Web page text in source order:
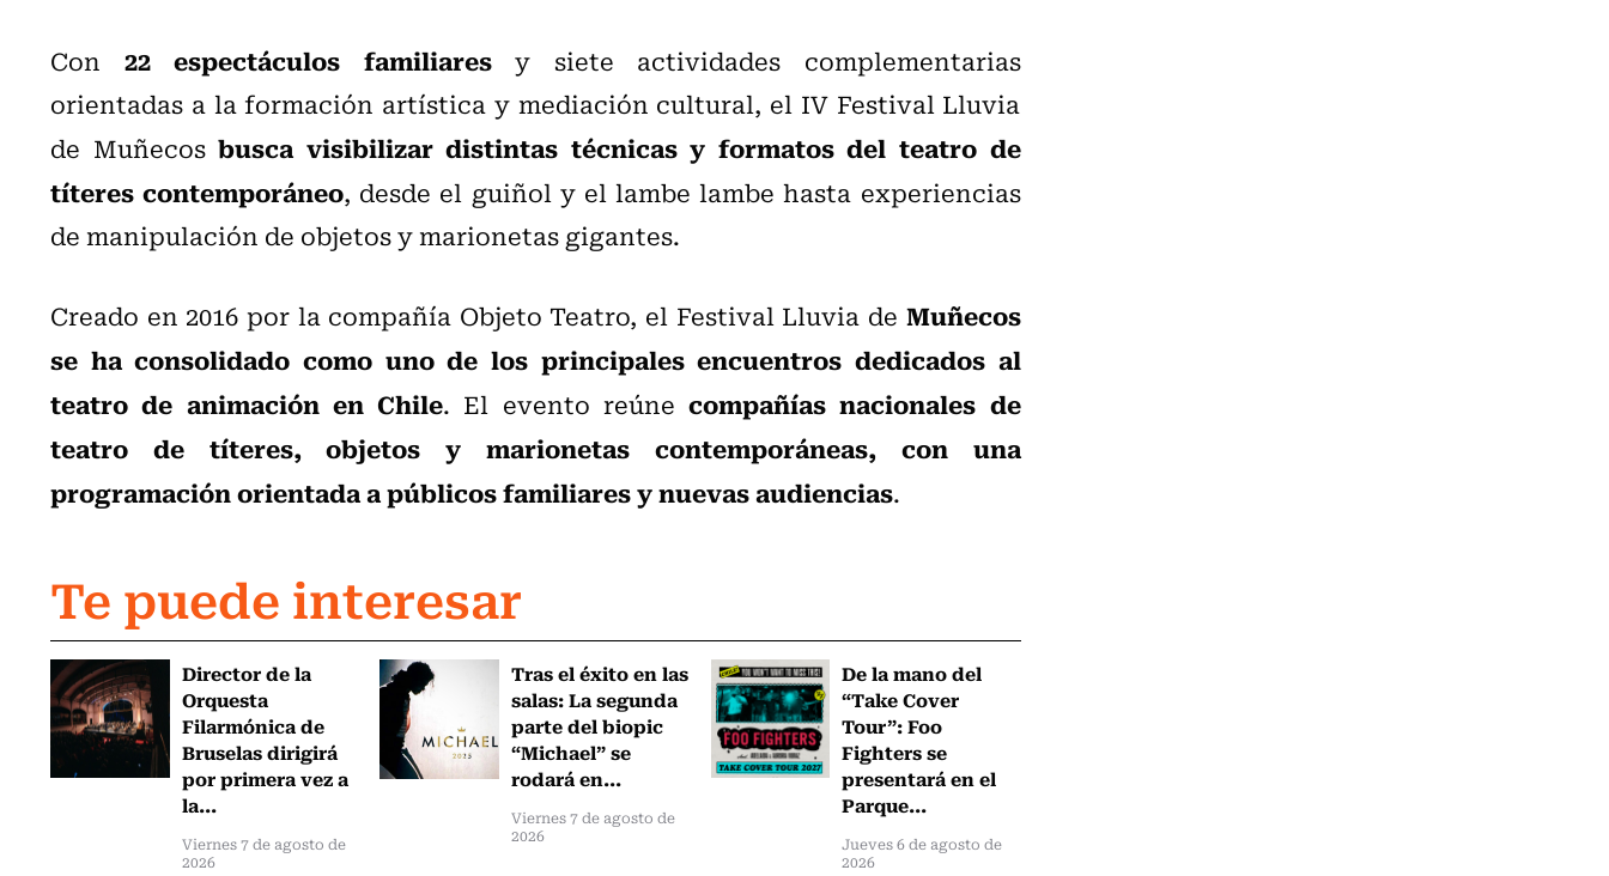
Con 22 espectáculos familiaresy siete actividades complementarias
orientadas a la formación artística y mediación cultural, el IV Festival Lluvia
de Muñecosbusca visibilizar distintas técnicas y formatos del teatro de
títeres contemporáneo, desde el guiñol y el lambe lambe hasta experiencias
de manipulación de objetos y marionetas gigantes.
Creado en 2016 por la compañía Objeto Teatro, el Festival Lluvia de Muñecos
se ha consolidado como uno de los principales encuentros dedicados al
teatro de animación en Chile. El evento reúne compañías nacionales de
teatro de títeres, objetos y marionetas contemporáneas, con una
programación orientada a públicos familiares y nuevas audiencias.
Te puede interesar
Director de la
Orquesta
Filarmónica de
Bruselas dirigirá
por primera vez a
la...
Viernes 7 de agosto de
2026
Tras el éxito en las
salas: La segunda
parte del biopic
“Michael” se
rodará en...
Viernes 7 de agosto de
2026
De la mano del
“Take Cover
Tour”: Foo
Fighters se
presentará en el
Parque...
Jueves 6 de agosto de
2026